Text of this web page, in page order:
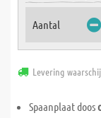
Aantal
Levering
Spaanplaat doos